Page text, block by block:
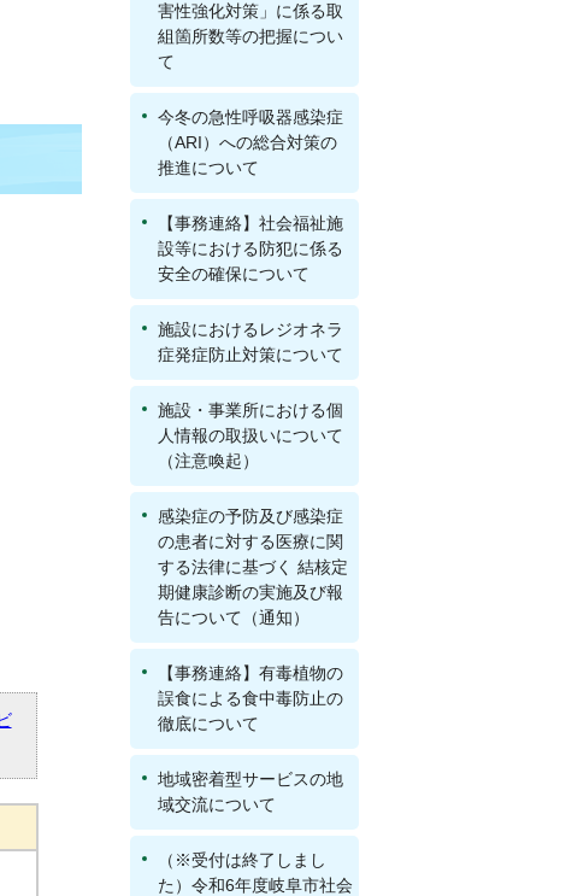
害性強化対策」に係る取
組箇所数等の把握につい
て
今冬の急性呼吸器感染症
（ARI）への総合対策の
推進について
【事務連絡】社会福祉施
設等における防犯に係る
安全の確保について
施設におけるレジオネラ
症発症防止対策について
施設・事業所における個
人情報の取扱いについて
（注意喚起）
感染症の予防及び感染症
の患者に対する医療に関
する法律に基づく 結核定
期健康診断の実施及び報
告について（通知）
【事務連絡】有毒植物の
誤食による食中毒防止の
徹底について
地域密着型サービスの地
域交流について
（※受付は終了しまし
た）令和6年度岐阜市社会